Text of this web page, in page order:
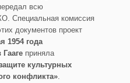
всю
Специальная комиссия
документов проект
1954 года
приняла
культурных
конфликта».